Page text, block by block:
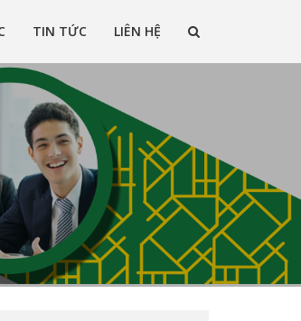
nhiều quốc gia trên thế giới
TIN TỨC LIÊN HỆ